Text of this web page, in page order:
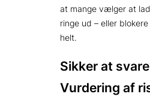
at mange vælger at
ringe ud – eller
helt.
Sikker at
Vurdering af